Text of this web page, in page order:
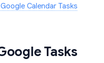
Calendar Tasks
Tasks